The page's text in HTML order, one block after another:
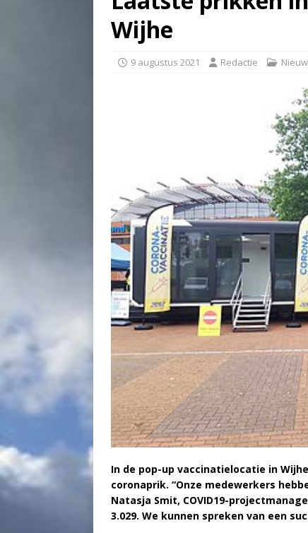
Wijhe
9 augustus 2021 Redactie
In de pop-up vaccinatielocatie in
coronaprik. “Onze medewerkers
Natasja Smit, COVID19-
3.029. We kunnen spreken van een